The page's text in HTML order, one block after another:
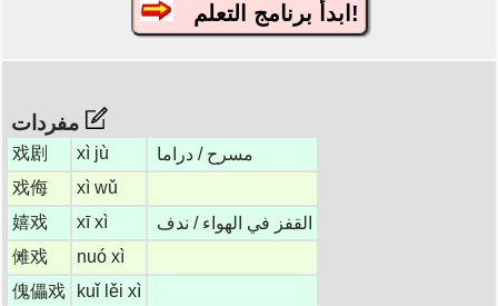
ابدأ برنامج التعلم!
戏剧 xì jù
مسرح / دراما
戏侮
xì wǔ
嬉戏
xī xì
القفز في الهواء / ندف
傩戏
nuó xì
傀儡戏
kuǐ lěi xì